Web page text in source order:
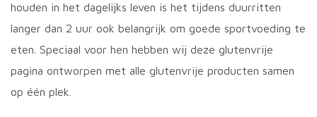
houden in het dagelijks leven is het tijdens duurritten
langer dan 2 uur ook belangrijk om goede sportvoeding te
eten. Speciaal voor hen hebben wij deze glutenvrije
pagina ontworpen met alle glutenvrije producten samen
op één plek.